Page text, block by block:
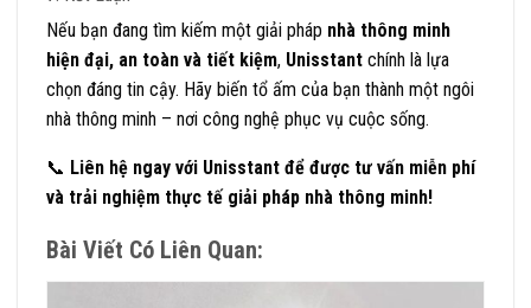
Nếu bạn đang tìm kiếm một giải pháp nhà thông minh
hiện đại, an toàn và tiết kiệm, Unisstant chính là lựa
chọn đáng tin cậy. Hãy biến tổ ấm của bạn thành một ngôi
nhà thông minh – nơi công nghệ phục vụ cuộc sống.
📞 Liên hệ ngay với Unisstant để được tư vấn miễn phí
và trải nghiệm thực tế giải pháp nhà thông minh!
Bài Viết Có Liên Quan: